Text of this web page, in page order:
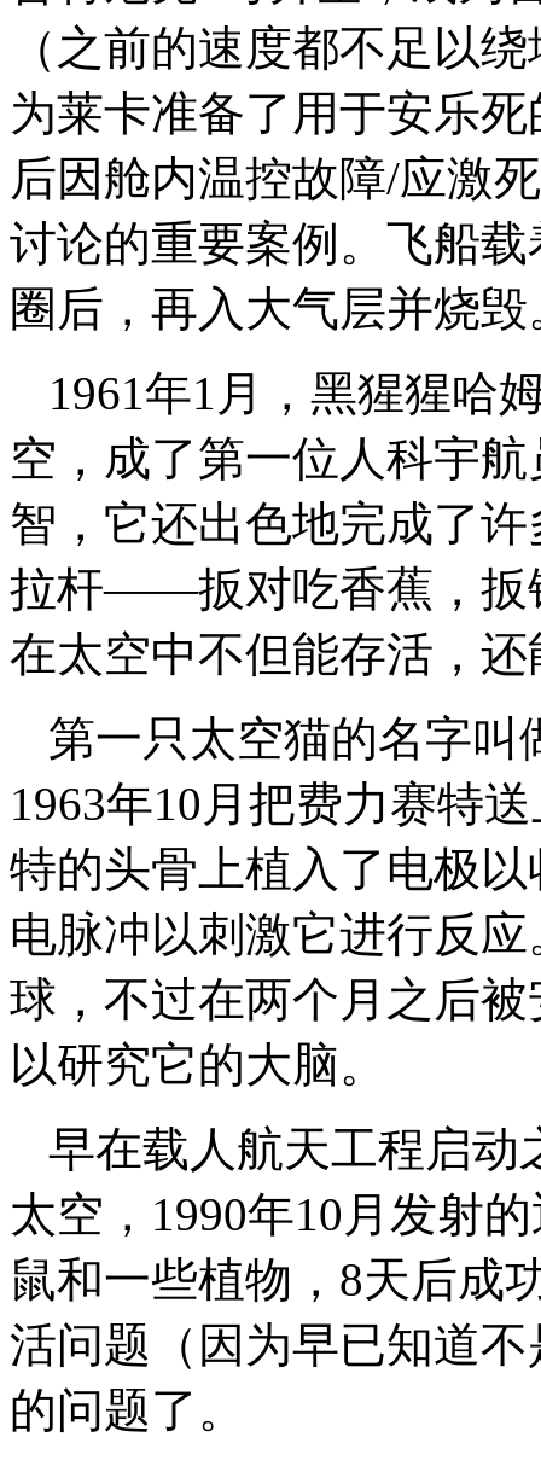
（之前的速度都不足以
为莱卡准备了用于安乐
后因舱内温控故障/应激
讨论的重要案例。飞船
圈后，再入大气层并烧毁
1961年1月，黑猩猩哈
空，成了第一位人科宇
智，它还出色地完成了
拉杆——扳对吃香蕉，
在太空中不但能存活，
第一只太空猫的名字叫
1963年10月把费力赛特
特的头骨上植入了电极
电脉冲以刺激它进行反
球，不过在两个月之后
以研究它的大脑。
早在载人航天工程启动
太空，1990年10月发射
鼠和一些植物，8天后成
活问题（因为早已知道
的问题了。